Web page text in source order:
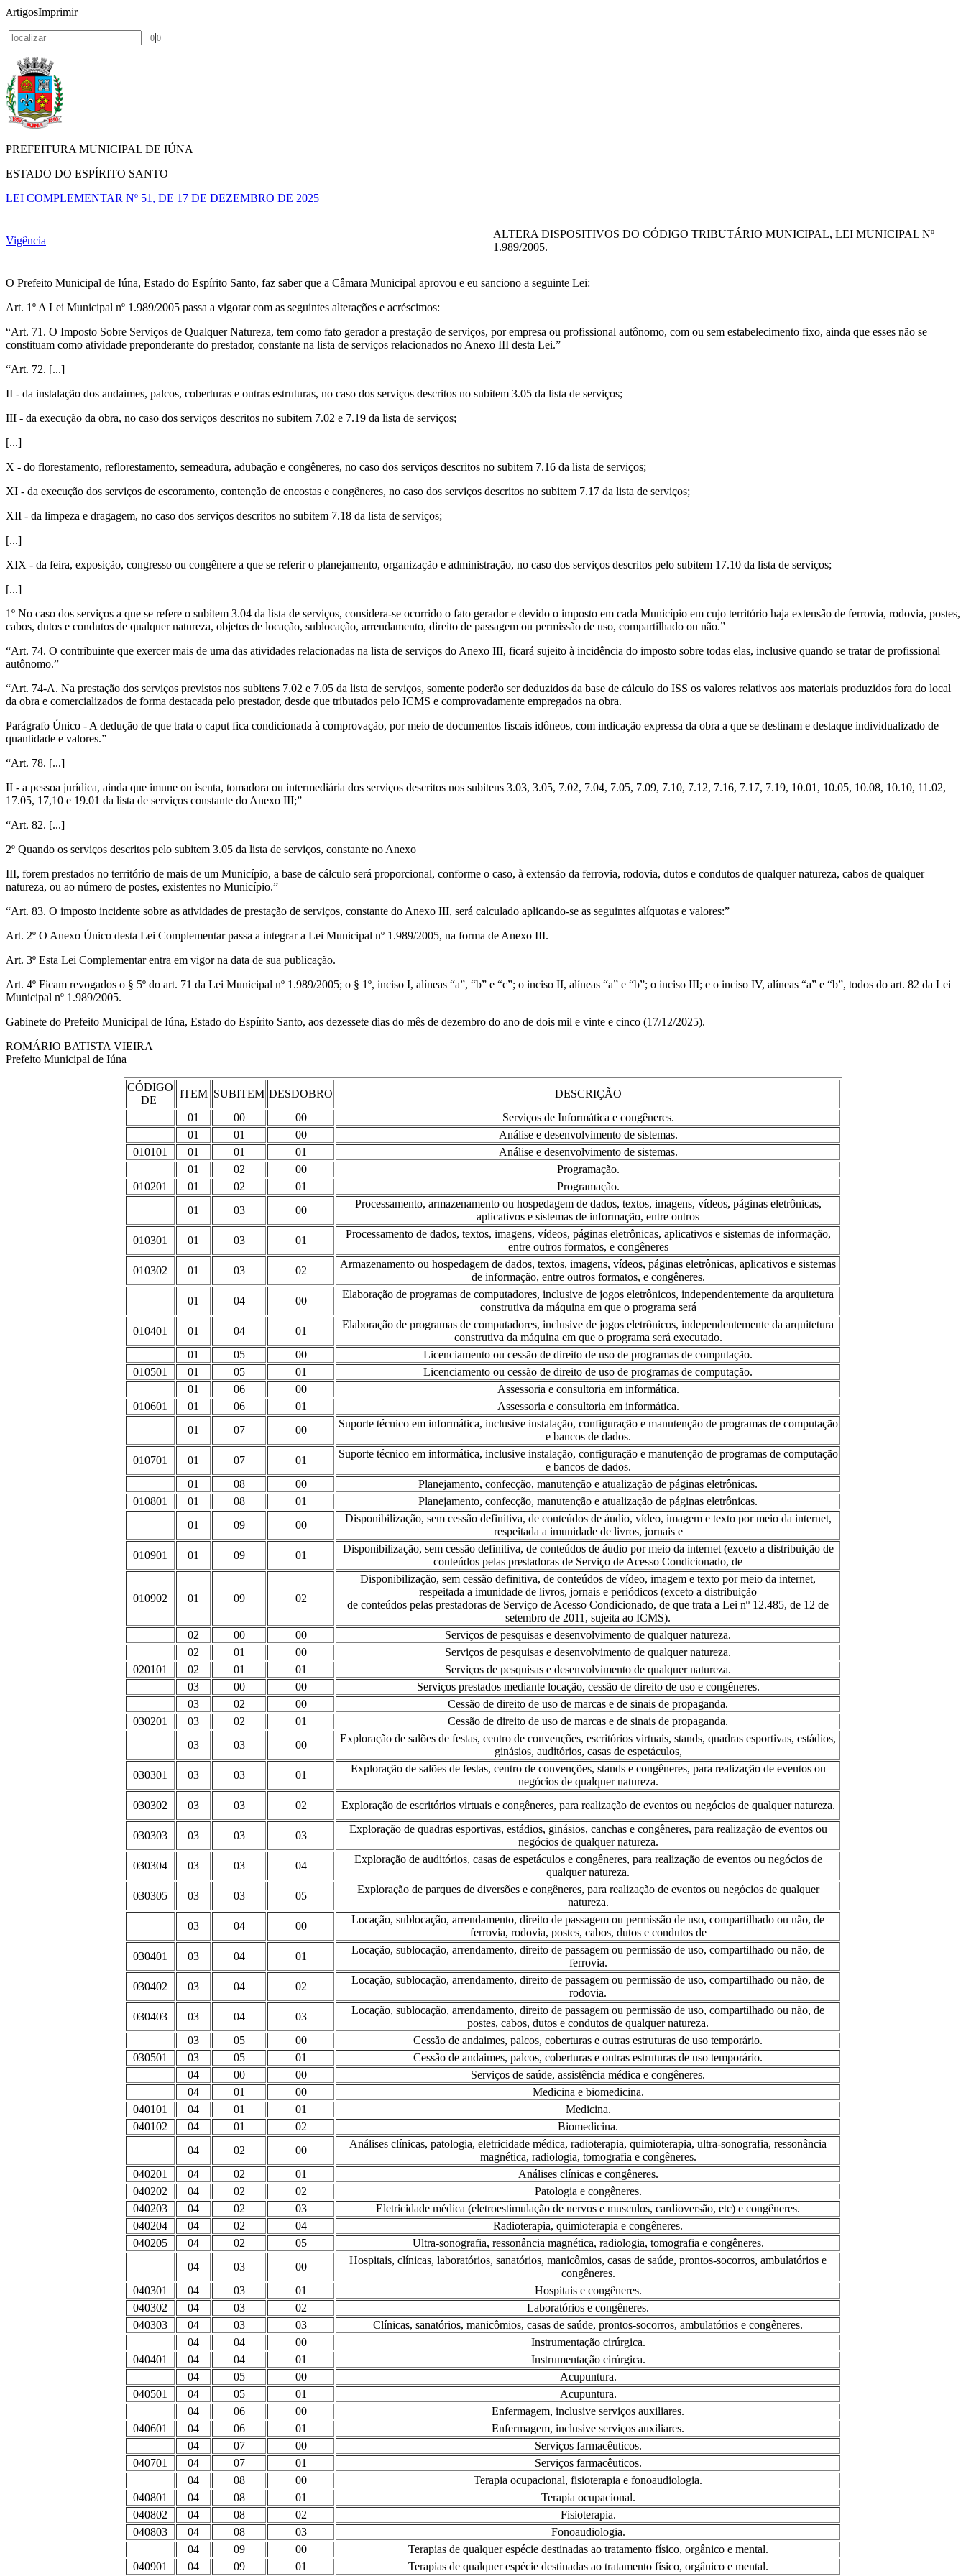
ArtigosImprimir
0|0
PREFEITURA MUNICIPAL DE IÚNA
ESTADO DO ESPÍRITO SANTO
LEI COMPLEMENTAR Nº 51, DE 17 DE DEZEMBRO DE 2025
Vigência
ALTERA DISPOSITIVOS DO CÓDIGO TRIBUTÁRIO MUNICIPAL, LEI MUNICIPAL Nº
1.989/2005.
O Prefeito Municipal de Iúna, Estado do Espírito Santo, faz saber que a Câmara Municipal aprovou e eu sanciono a seguinte Lei:
Art. 1º A Lei Municipal nº 1.989/2005 passa a vigorar com as seguintes alterações e acréscimos:
“Art. 71. O Imposto Sobre Serviços de Qualquer Natureza, tem como fato gerador a prestação de serviços, por empresa ou profissional autônomo, com ou sem estabelecimento fixo, ainda que esses não se
constituam como atividade preponderante do prestador, constante na lista de serviços relacionados no Anexo III desta Lei.”
“Art. 72. [...]
II - da instalação dos andaimes, palcos, coberturas e outras estruturas, no caso dos serviços descritos no subitem 3.05 da lista de serviços;
III - da execução da obra, no caso dos serviços descritos no subitem 7.02 e 7.19 da lista de serviços;
[...]
X - do florestamento, reflorestamento, semeadura, adubação e congêneres, no caso dos serviços descritos no subitem 7.16 da lista de serviços;
XI - da execução dos serviços de escoramento, contenção de encostas e congêneres, no caso dos serviços descritos no subitem 7.17 da lista de serviços;
XII - da limpeza e dragagem, no caso dos serviços descritos no subitem 7.18 da lista de serviços;
[...]
XIX - da feira, exposição, congresso ou congênere a que se referir o planejamento, organização e administração, no caso dos serviços descritos pelo subitem 17.10 da lista de serviços;
[...]
1º No caso dos serviços a que se refere o subitem 3.04 da lista de serviços, considera-se ocorrido o fato gerador e devido o imposto em cada Município em cujo território haja extensão de ferrovia, rodovia, postes,
cabos, dutos e condutos de qualquer natureza, objetos de locação, sublocação, arrendamento, direito de passagem ou permissão de uso, compartilhado ou não.”
“Art. 74. O contribuinte que exercer mais de uma das atividades relacionadas na lista de serviços do Anexo III, ficará sujeito à incidência do imposto sobre todas elas, inclusive quando se tratar de profissional
autônomo.”
“Art. 74-A. Na prestação dos serviços previstos nos subitens 7.02 e 7.05 da lista de serviços, somente poderão ser deduzidos da base de cálculo do ISS os valores relativos aos materiais produzidos fora do local
da obra e comercializados de forma destacada pelo prestador, desde que tributados pelo ICMS e comprovadamente empregados na obra.
Parágrafo Único - A dedução de que trata o caput fica condicionada à comprovação, por meio de documentos fiscais idôneos, com indicação expressa da obra a que se destinam e destaque individualizado de
quantidade e valores.”
“Art. 78. [...]
II - a pessoa jurídica, ainda que imune ou isenta, tomadora ou intermediária dos serviços descritos nos subitens 3.03, 3.05, 7.02, 7.04, 7.05, 7.09, 7.10, 7.12, 7.16, 7.17, 7.19, 10.01, 10.05, 10.08, 10.10, 11.02,
17.05, 17,10 e 19.01 da lista de serviços constante do Anexo III;”
“Art. 82. [...]
2º Quando os serviços descritos pelo subitem 3.05 da lista de serviços, constante no Anexo
III, forem prestados no território de mais de um Município, a base de cálculo será proporcional, conforme o caso, à extensão da ferrovia, rodovia, dutos e condutos de qualquer natureza, cabos de qualquer
natureza, ou ao número de postes, existentes no Município.”
“Art. 83. O imposto incidente sobre as atividades de prestação de serviços, constante do Anexo III, será calculado aplicando-se as seguintes alíquotas e valores:”
Art. 2º O Anexo Único desta Lei Complementar passa a integrar a Lei Municipal nº 1.989/2005, na forma de Anexo III.
Art. 3º Esta Lei Complementar entra em vigor na data de sua publicação.
Art. 4º Ficam revogados o § 5º do art. 71 da Lei Municipal nº 1.989/2005; o § 1º, inciso I, alíneas “a”, “b” e “c”; o inciso II, alíneas “a” e “b”; o inciso III; e o inciso IV, alíneas “a” e “b”, todos do art. 82 da Lei
Municipal nº 1.989/2005.
Gabinete do Prefeito Municipal de Iúna, Estado do Espírito Santo, aos dezessete dias do mês de dezembro do ano de dois mil e vinte e cinco (17/12/2025).
ROMÁRIO BATISTA VIEIRA
Prefeito Municipal de Iúna
CÓDIGO
DE
ITEM SUBITEM DESDOBRO
DESCRIÇÃO
01
00 00
Serviços de Informática e congêneres.
01
01 00
Análise e desenvolvimento de sistemas.
010101
01 01 01
Análise e desenvolvimento de sistemas.
01
02 00
Programação.
010201
01 02 01
Programação.
01
03 00
Processamento, armazenamento ou hospedagem de dados, textos, imagens, vídeos, páginas eletrônicas,
aplicativos e sistemas de informação, entre outros
010301
01 03 01
Processamento de dados, textos, imagens, vídeos, páginas eletrônicas, aplicativos e sistemas de informação,
entre outros formatos, e congêneres
010302
01 03 02
Armazenamento ou hospedagem de dados, textos, imagens, vídeos, páginas eletrônicas, aplicativos e sistemas
de informação, entre outros formatos, e congêneres.
01
04 00
Elaboração de programas de computadores, inclusive de jogos eletrônicos, independentemente da arquitetura
construtiva da máquina em que o programa será
010401
01 04 01
Elaboração de programas de computadores, inclusive de jogos eletrônicos, independentemente da arquitetura
construtiva da máquina em que o programa será executado.
01
05 00
Licenciamento ou cessão de direito de uso de programas de computação.
010501
01 05 01
Licenciamento ou cessão de direito de uso de programas de computação.
01
06 00
Assessoria e consultoria em informática.
010601
01 06 01
Assessoria e consultoria em informática.
01
07 00
Suporte técnico em informática, inclusive instalação, configuração e manutenção de programas de computação
e bancos de dados.
010701
01 07 01
Suporte técnico em informática, inclusive instalação, configuração e manutenção de programas de computação
e bancos de dados.
01
08 00
Planejamento, confecção, manutenção e atualização de páginas eletrônicas.
010801
01 08 01
Planejamento, confecção, manutenção e atualização de páginas eletrônicas.
01
09 00
Disponibilização, sem cessão definitiva, de conteúdos de áudio, vídeo, imagem e texto por meio da internet,
respeitada a imunidade de livros, jornais e
010901
01 09 01
Disponibilização, sem cessão definitiva, de conteúdos de áudio por meio da internet (exceto a distribuição de
conteúdos pelas prestadoras de Serviço de Acesso Condicionado, de
010902 01 09 02
Disponibilização, sem cessão definitiva, de conteúdos de vídeo, imagem e texto por meio da internet,
respeitada a imunidade de livros, jornais e periódicos (exceto a distribuição
de conteúdos pelas prestadoras de Serviço de Acesso Condicionado, de que trata a Lei nº 12.485, de 12 de
setembro de 2011, sujeita ao ICMS).
02
00 00
Serviços de pesquisas e desenvolvimento de qualquer natureza.
02
01 00
Serviços de pesquisas e desenvolvimento de qualquer natureza.
020101
02 01 01
Serviços de pesquisas e desenvolvimento de qualquer natureza.
03
00 00
Serviços prestados mediante locação, cessão de direito de uso e congêneres.
03
02 00
Cessão de direito de uso de marcas e de sinais de propaganda.
030201
03 02 01
Cessão de direito de uso de marcas e de sinais de propaganda.
03
03 00
Exploração de salões de festas, centro de convenções, escritórios virtuais, stands, quadras esportivas, estádios,
ginásios, auditórios, casas de espetáculos,
030301
03 03 01
Exploração de salões de festas, centro de convenções, stands e congêneres, para realização de eventos ou
negócios de qualquer natureza.
030302
03 03 02 Exploração de escritórios virtuais e congêneres, para realização de eventos ou negócios de qualquer natureza.
030303 03 03 03
Exploração de quadras esportivas, estádios, ginásios, canchas e congêneres, para realização de eventos ou
negócios de qualquer natureza.
030304
03 03 04
Exploração de auditórios, casas de espetáculos e congêneres, para realização de eventos ou negócios de
qualquer natureza.
030305
03 03 05
Exploração de parques de diversões e congêneres, para realização de eventos ou negócios de qualquer
natureza.
03
04 00
Locação, sublocação, arrendamento, direito de passagem ou permissão de uso, compartilhado ou não, de
ferrovia, rodovia, postes, cabos, dutos e condutos de
030401
03 04 01
Locação, sublocação, arrendamento, direito de passagem ou permissão de uso, compartilhado ou não, de
ferrovia.
030402
03 04 02
Locação, sublocação, arrendamento, direito de passagem ou permissão de uso, compartilhado ou não, de
rodovia.
030403
03 04 03
Locação, sublocação, arrendamento, direito de passagem ou permissão de uso, compartilhado ou não, de
postes, cabos, dutos e condutos de qualquer natureza.
03
05 00
Cessão de andaimes, palcos, coberturas e outras estruturas de uso temporário.
030501
03 05 01
Cessão de andaimes, palcos, coberturas e outras estruturas de uso temporário.
04
00 00
Serviços de saúde, assistência médica e congêneres.
04
01 00
Medicina e biomedicina.
040101
04 01 01
Medicina.
040102
04 01 02
Biomedicina.
04
02 00
Análises clínicas, patologia, eletricidade médica, radioterapia, quimioterapia, ultra-sonografia, ressonância
magnética, radiologia, tomografia e congêneres.
040201
04 02 01
Análises clínicas e congêneres.
040202
04 02 02
Patologia e congêneres.
040203
04 02 03
Eletricidade médica (eletroestimulação de nervos e musculos, cardioversão, etc) e congêneres.
040204
04 02 04
Radioterapia, quimioterapia e congêneres.
040205
04 02 05
Ultra-sonografia, ressonância magnética, radiologia, tomografia e congêneres.
04
03 00
Hospitais, clínicas, laboratórios, sanatórios, manicômios, casas de saúde, prontos-socorros, ambulatórios e
congêneres.
040301
04 03 01
Hospitais e congêneres.
040302
04 03 02
Laboratórios e congêneres.
040303
04 03 03
Clínicas, sanatórios, manicômios, casas de saúde, prontos-socorros, ambulatórios e congêneres.
04
04 00
Instrumentação cirúrgica.
040401
04 04 01
Instrumentação cirúrgica.
04
05 00
Acupuntura.
040501
04 05 01
Acupuntura.
04
06 00
Enfermagem, inclusive serviços auxiliares.
040601
04 06 01
Enfermagem, inclusive serviços auxiliares.
04
07 00
Serviços farmacêuticos.
040701
04 07 01
Serviços farmacêuticos.
04
08 00
Terapia ocupacional, fisioterapia e fonoaudiologia.
040801
04 08 01
Terapia ocupacional.
040802
04 08 02
Fisioterapia.
040803
04 08 03
Fonoaudiologia.
04
09 00
Terapias de qualquer espécie destinadas ao tratamento físico, orgânico e mental.
040901
04 09 01 Terapias de qualquer espécie destinadas ao tratamento físico, orgânico e mental.